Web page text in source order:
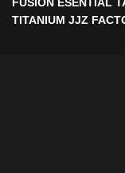
TITANIUM JJZ